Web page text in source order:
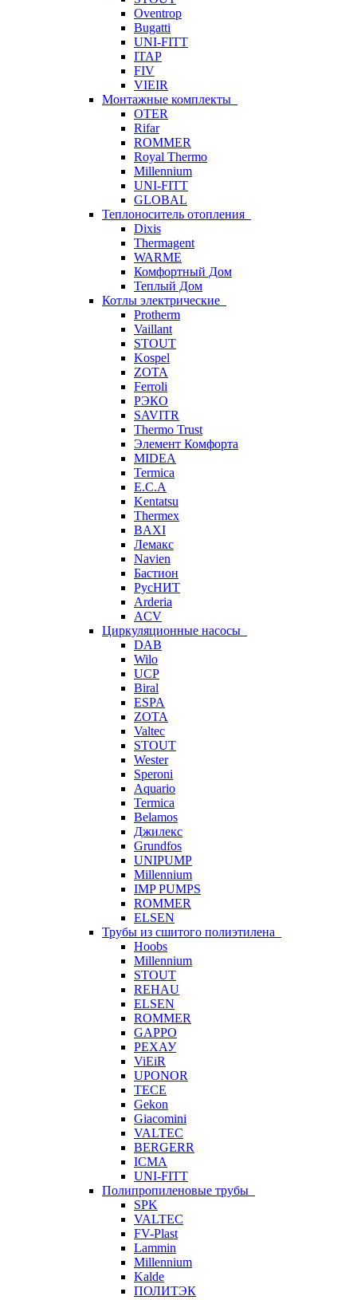
Oventrop
Bugatti
UNI-FITT
ITAP
FIV
VIEIR
Монтажные комплекты
OTER
Rifar
ROMMER
Royal Thermo
Millennium
UNI-FITT
GLOBAL
Теплоноситель отопления
Dixis
Thermagent
WARME
Комфортный Дом
Теплый Дом
Котлы электрические
Protherm
Vaillant
STOUT
Kospel
ZOTA
Ferroli
РЭКО
SAVITR
Thermo Trust
Элемент Комфорта
MIDEA
Termica
E.C.A
Kentatsu
Thermex
BAXI
Лемакс
Navien
Бастион
РусНИТ
Arderia
ACV
Циркуляционные насосы
DAB
Wilo
UCP
Biral
ESPA
ZOTA
Valtec
STOUT
Wester
Speroni
Aquario
Termica
Belamos
Джилекс
Grundfos
UNIPUMP
Millennium
IMP PUMPS
ROMMER
ELSEN
Трубы из сшитого полиэтилена
Hoobs
Millennium
STOUT
REHAU
ELSEN
ROMMER
GAPPO
РЕХАУ
ViEiR
UPONOR
TECE
Gekon
Giacomini
VALTEC
BERGERR
ICMA
UNI-FITT
Полипропиленовые трубы
SPK
VALTEC
FV-Plast
Lammin
Millennium
Kalde
ПОЛИТЭК